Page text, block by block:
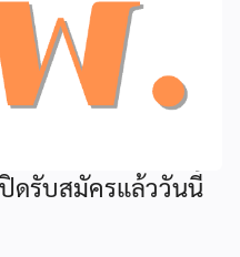
ดรับสมัครแล้ววันนี้